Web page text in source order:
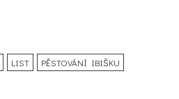
LIST PĚSTOVÁNÍ IBIŠKU